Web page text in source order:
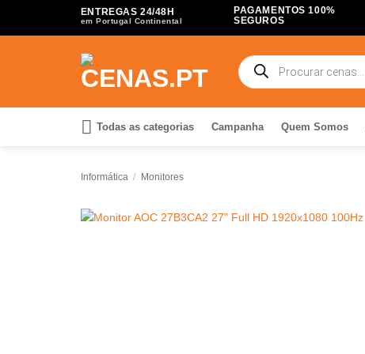
ENTREGAS 24/48H
em Portugal Continental
PAGAMENTOS 100%
SEGUROS
Products
search
Todas as categorias Campanha Quem Somos
Informática / Monitores